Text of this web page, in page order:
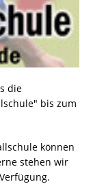
die
bis zum
können
stehen wir